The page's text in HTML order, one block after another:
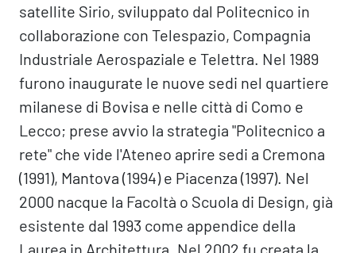
satellite Sirio, sviluppato dal Politecnico in
collaborazione con Telespazio, Compagnia
Industriale Aerospaziale e Telettra. Nel 1989
furono inaugurate le nuove sedi nel quartiere
milanese di Bovisa e nelle città di Como e
Lecco; prese avvio la strategia "Politecnico a
rete" che vide l'Ateneo aprire sedi a Cremona
(1991), Mantova (1994) e Piacenza (1997). Nel
2000 nacque la Facoltà o Scuola di Design, già
esistente dal 1993 come appendice della
Laurea in Architettura. Nel 2002 fu creata la